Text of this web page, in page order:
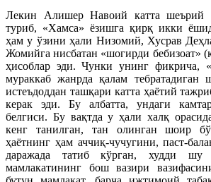
Лекин Алишер Навоий катта шеърий
туриб, «Хамса» ёзишга қирқ икки
ҳам у ўзини ҳали Низомий, Хусрав
Жомийга нисбатан «шогирди бебизоат»
ҳисоблар эди. Чунки унинг фикрича,
мураккаб жанрда қалам
истеъдоддан ташқари катта ҳаётий
керак эди. Бу албатта, ундаги
белгиси. Бу вақтда у ҳали халқ
кенг танилган, тан олинган шоир
ҳаётнинг ҳам аччиқ-чучугини, паст-
даражада татиб кўрган, худди шу
мамлакатининг бош вазири